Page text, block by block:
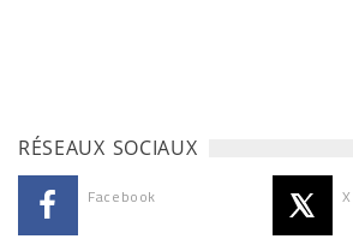
RÉSEAUX SOCIAUX
Facebook X